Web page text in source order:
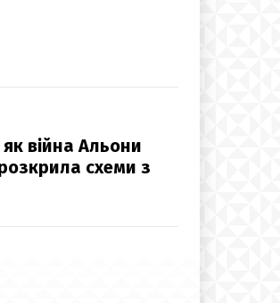
війна Альони
схеми з